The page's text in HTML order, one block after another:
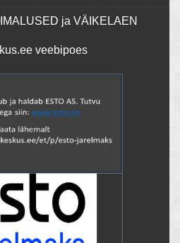
ja VÄIKELAEN
veebipoes